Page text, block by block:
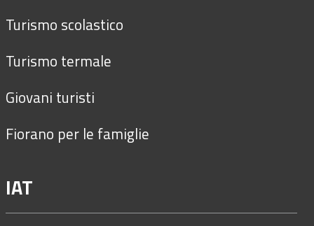
Turismo scolastico
Turismo termale
Giovani turisti
Fiorano per le famiglie
IAT